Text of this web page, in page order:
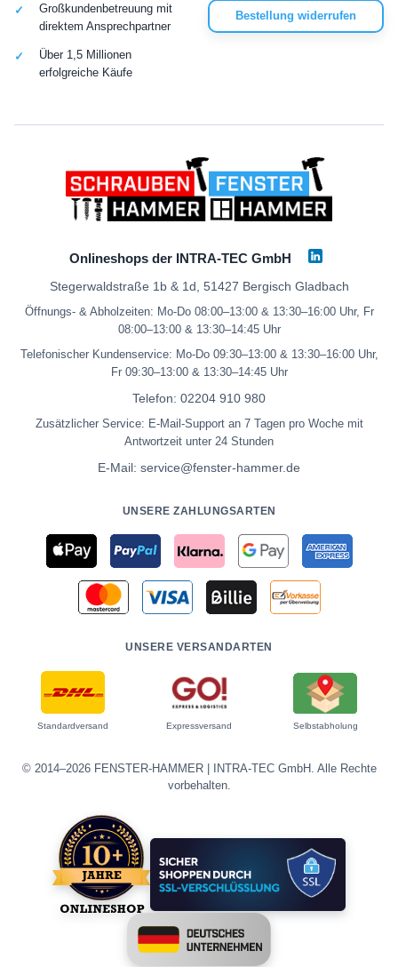
Bestellung widerrufen
Großkundenbetreuung mit
direktem Ansprechpartner
Über 1,5 Millionen
erfolgreiche Käufe
Onlineshops der INTRA-TEC GmbH
Stegerwaldstraße 1b & 1d, 51427 Bergisch Gladbach
Öffnungs- & Abholzeiten: Mo-Do 08:00–13:00 & 13:30–16:00 Uhr, Fr
08:00–13:00 & 13:30–14:45 Uhr
Telefonischer Kundenservice: Mo-Do 09:30–13:00 & 13:30–16:00 Uhr,
Fr 09:30–13:00 & 13:30–14:45 Uhr
Telefon: 02204 910 980
Zusätzlicher Service: E-Mail-Support an 7 Tagen pro Woche mit
Antwortzeit unter 24 Stunden
E-Mail: service@fenster-hammer.de
UNSERE ZAHLUNGSARTEN
UNSERE VERSANDARTEN
Standardversand Expressversand Selbstabholung
© 2014–2026 FENSTER-HAMMER | INTRA-TEC GmbH. Alle Rechte
vorbehalten.